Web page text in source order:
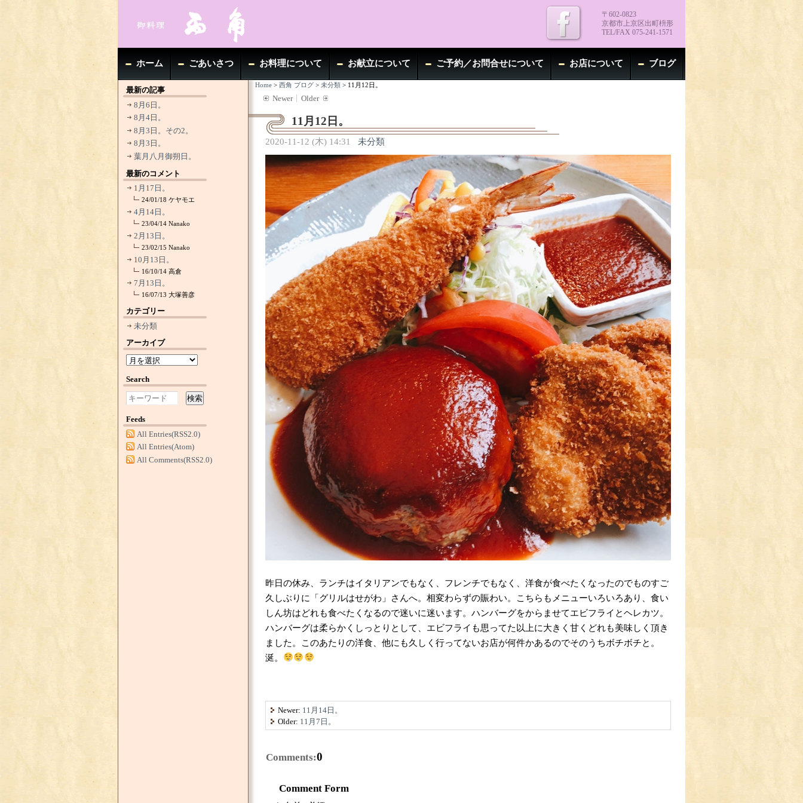
〒602-0823
京都市上京区出町枡形
TEL/FAX 075-241-1571
ホーム ごあいさつ お料理について お献立について ご予約／お問合せについて お店について ブログ
Home> 西角 ブログ> 未分類> 11月12日。
Newer Older
11月12日。
2020-11-12 (木) 14:31 未分類
昨日の休み、ランチはイタリアンでもなく、フレンチでもなく、洋食が食べたくなったのでものすご
久しぶりに「グリルはせがわ」さんへ。相変わらずの賑わい。こちらもメニューいろいろあり、食い
しん坊はどれも食べたくなるので迷いに迷います。ハンバーグをからませてエビフライとヘレカツ。
ハンバーグは柔らかくしっとりとして、エビフライも思ってた以上に大きく甘くどれも美味しく頂き
ました。このあたりの洋食、他にも久しく行ってないお店が何件かあるのでそのうちボチボチと。
涎。
Newer: 11月14日。
Older: 11月7日。
Comments:0
Comment Form
最新の記事
8月6日。
8月4日。
8月3日。その2。
8月3日。
葉月八月御朔日。
最新のコメント
1月17日。
24/01/18ケヤモエ
4月14日。
23/04/14Nanako
2月13日。
23/02/15Nanako
10月13日。
16/10/14高倉
7月13日。
16/07/13大塚善彦
カテゴリー
未分類
アーカイブ
Search
検索
Feeds
All Entries(RSS2.0)
All Entries(Atom)
All Comments(RSS2.0)